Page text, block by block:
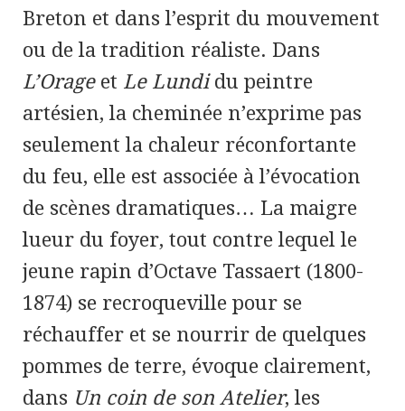
Breton et dans l’esprit du mouvement
ou de la tradition réaliste. Dans
L’Orageet Le Lundidu peintre
artésien, la cheminée n’exprime pas
seulement la chaleur réconfortante
du feu, elle est associée à l’évocation
de scènes dramatiques… La maigre
lueur du foyer, tout contre lequel le
jeune rapin d’Octave Tassaert (1800-
1874) se recroqueville pour se
réchauffer et se nourrir de quelques
pommes de terre, évoque clairement,
dans Un coin de son Atelier, les